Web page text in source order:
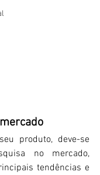
produto, deve-se
no mercado,
tendências e